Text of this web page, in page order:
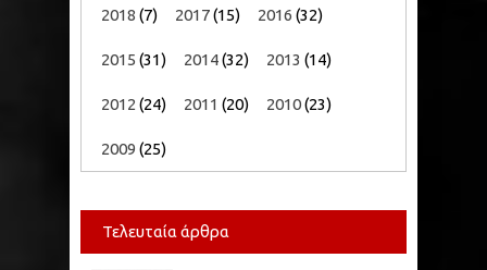
2018 (7) 2017(15) 2016 (32)
2015 (31) 2014(32) 2013 (14)
2012 (24) 2011 (20) 2010(23)
2009 (25)
Τελευταία άρθρα